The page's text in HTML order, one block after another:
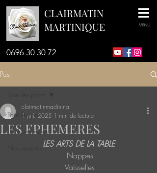
CLAIRMATIN
MARTINIQUE
MENU
0696 30 30 72
Post
Tous les posts
Les Ephémères
LES EPHEMERES
clairmatinmadinina
1 juil. 2025 1 min de lecture
LES ARTS DE LA TABLE
Nappes
Vaisselles